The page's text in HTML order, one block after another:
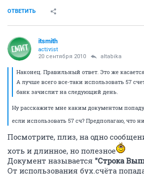
ОТВЕТИТЬ
itsmith
activist
20 сентября 2010 altabika
Наконец. Правильный ответ. Это же
А лучше всего все-таки использовать 57
банк зачислит на следующий день.
Ну расскажите мне каким документом
если использовать 57 сч? Предполагаю, что
Посмотрите, плиз, на одно
хоть и длинное, но полезное
Документ называется "Строка
От использования бух.счёта